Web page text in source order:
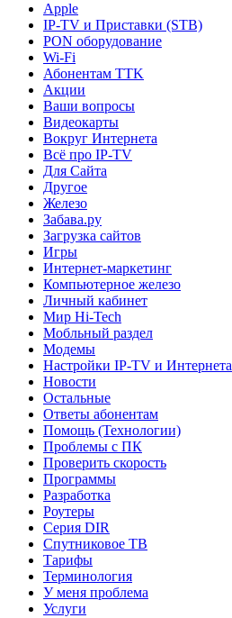
Apple
IP-TV и Приставки (STB)
PON оборудование
Wi-Fi
Абонентам TTK
Акции
Ваши вопросы
Видеокарты
Вокруг Интернета
Всё про IP-TV
Для Сайта
Другое
Железо
Забава.ру
Загрузка сайтов
Игры
Интернет-маркетинг
Компьютерное железо
Личный кабинет
Мир Hi-Tech
Мобльный раздел
Модемы
Настройки IP-TV и Интернета
Новости
Остальные
Ответы абонентам
Помощь (Технологии)
Проблемы с ПК
Проверить скорость
Программы
Разработка
Роутеры
Серия DIR
Спутниковое ТВ
Тарифы
Терминология
У меня проблема
Услуги